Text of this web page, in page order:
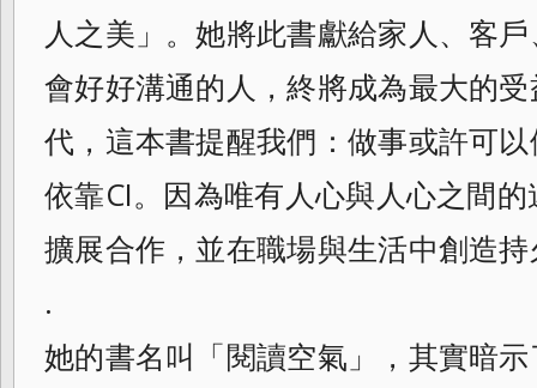
人之美」。她將此書獻給家人、客
會好好溝通的人，終將成為最大的
代，這本書提醒我們：做事或許可
依靠CI。因為唯有人心與人心之間
擴展合作，並在職場與生活中創造
.
她的書名叫「閱讀空氣」，其實暗